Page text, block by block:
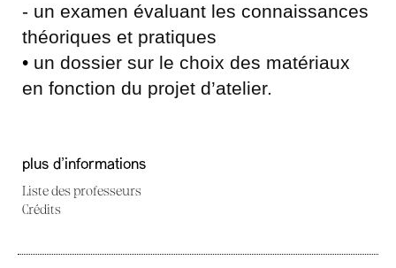
- un examen évaluant les connaissances
théoriques et pratiques
• un dossier sur le choix des matériaux
en fonction du projet d’atelier.
plus d'informations
Liste des professeurs
Crédits